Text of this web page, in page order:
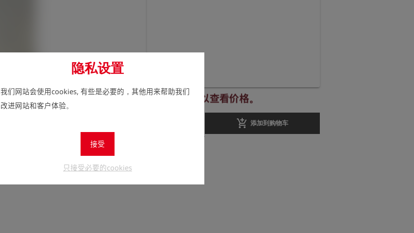
隐私设置
我们网站会使用cookies, 有些是必要的，其他用来帮助我们
改进网站和客户体验。
接受
只接受必要的cookies
lock立即注册以查看价格。
add_shopping_cart 添加到购物车